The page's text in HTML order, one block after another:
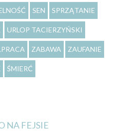
SEN SPRZĄTANIE
URLOP TACIERZYŃSKI
ZABAWA ZAUFANIE
ŚMIERĆ
NA FEJSIE